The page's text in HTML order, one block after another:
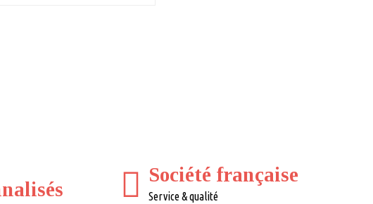
Société française
Service & qualité